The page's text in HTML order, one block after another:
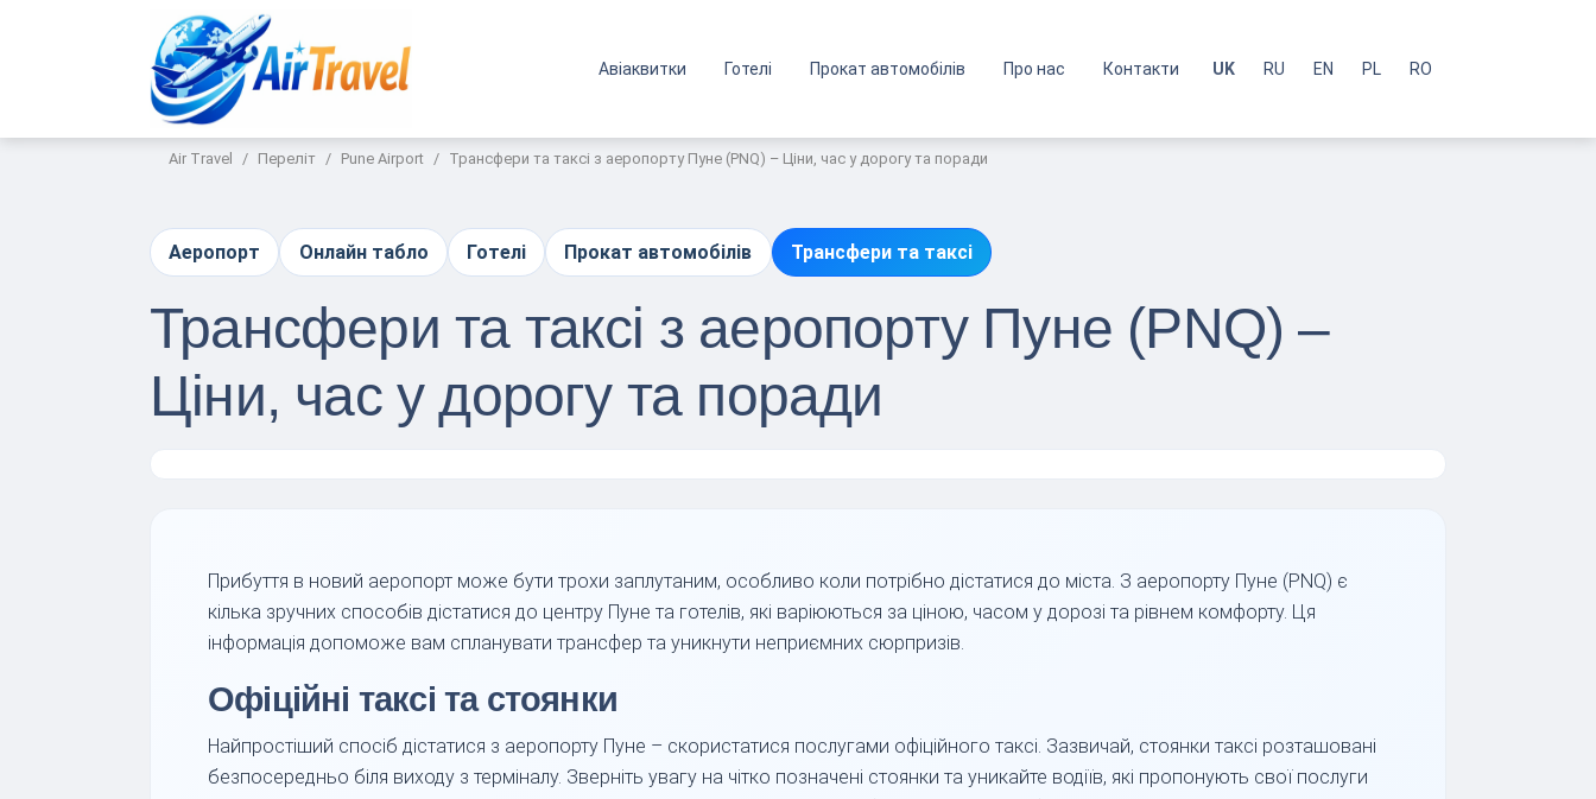
Авіаквитки Готелі Прокат автомобілів Про нас Контакти UK RU EN PL RO
Air Travel Переліт Pune Airport Трансфери та таксі з аеропорту Пуне (PNQ) – Ціни, час у дорогу та поради
Аеропорт Онлайн табло Готелі Прокат автомобілів Трансфери та таксі
Трансфери та таксі з аеропорту Пуне (PNQ) –
Ціни, час у дорогу та поради
Прибуття в новий аеропорт може бути трохи заплутаним, особливо коли потрібно дістатися до міста. З аеропорту Пуне (PNQ) є
кілька зручних способів дістатися до центру Пуне та готелів, які варіюються за ціною, часом у дорозі та рівнем комфорту. Ця
інформація допоможе вам спланувати трансфер та уникнути неприємних сюрпризів.
Офіційні таксі та стоянки
Найпростіший спосіб дістатися з аеропорту Пуне – скористатися послугами офіційного таксі. Зазвичай, стоянки таксі розташовані
безпосередньо біля виходу з терміналу. Зверніть увагу на чітко позначені стоянки та уникайте водіїв, які пропонують свої послуги